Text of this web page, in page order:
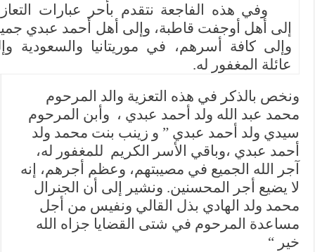
وفي هذه الفاجعة نتقدم بأحر عبارات التعازي،
إلى أهل أوجفت قاطبة، وإلى أهل أحمد عبدي جميعا،
وإلى كافة أسرهم، في موريتانيا والسعودية وإلى
عائلة المغفور له.
بالذكر في هذه التعزية والد المرحوم
عبد الله ولد أحمد عبدي ، وأبن المرحوم
ولد أحمد عبدي ” و زينب بنت محمد ولد
عبدي ،وباقي الأسر الكريم للمغفور له،
الله الجميع في مصيبتهم، وعظم أجرهم، إنه
يضيع أجر المحسنين. ونشير إلى أن الجنرال
ولد الهادي بذل القالي ونفيس من أجل
المرحوم في شتى القضايا جزاه الله
“